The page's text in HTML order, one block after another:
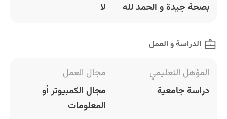
بصحة جيدة و الحمد لله
لا
الدراسة و العمل
المؤهل التعليمي
دراسة جامعية
مجال العمل
مجال الكمبيوتر أو
المعلومات